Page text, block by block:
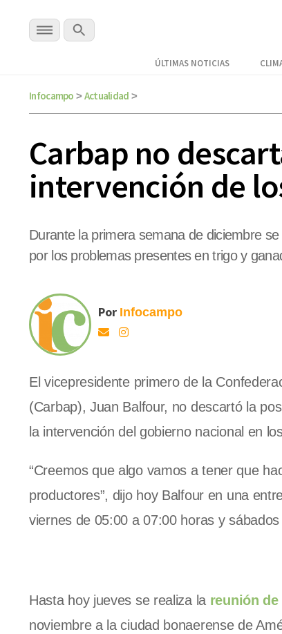
ÚLTIMAS NOTICIAS
Infocampo > Actualidad >
Carbap no
intervención de
Durante la primera semana de diciembre
por los problemas presentes en trigo y
Por Infocampo
El vicepresidente primero de la
(Carbap), Juan Balfour, no descartó la
la intervención del gobierno nacional en
“Creemos que algo vamos a tener que
productores”, dijo hoy Balfour en una
viernes de 05:00 a 07:00 horas y
Hasta hoy jueves se realiza la reunión
noviembre a la ciudad bonaerense de